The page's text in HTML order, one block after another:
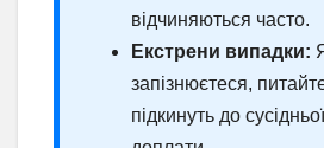
відчиняються часто.
Екстрени випадки:
запізнюєтеся,
підкинуть до